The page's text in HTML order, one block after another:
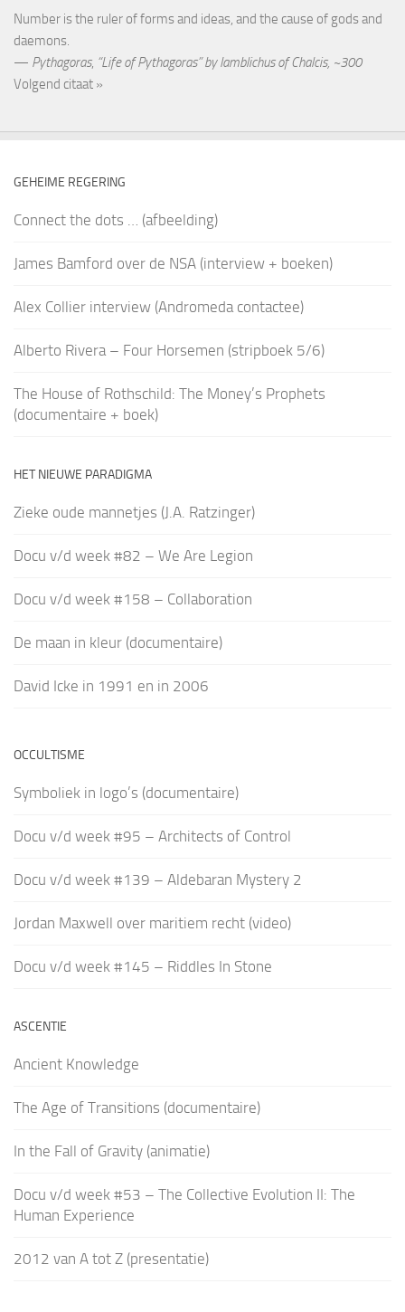
Number is the ruler of forms and ideas, and the cause of gods and
daemons.
— Pythagoras, “Life of Pythagoras” by Iamblichus of Chalcis, ~300
Volgend citaat »
GEHEIME REGERING
Connect the dots … (afbeelding)
James Bamford over de NSA (interview + boeken)
Alex Collier interview (Andromeda contactee)
Alberto Rivera – Four Horsemen (stripboek 5/6)
The House of Rothschild: The Money’s Prophets
(documentaire + boek)
HET NIEUWE PARADIGMA
Zieke oude mannetjes (J.A. Ratzinger)
Docu v/d week #82 – We Are Legion
Docu v/d week #158 – Collaboration
De maan in kleur (documentaire)
David Icke in 1991 en in 2006
OCCULTISME
Symboliek in logo’s (documentaire)
Docu v/d week #95 – Architects of Control
Docu v/d week #139 – Aldebaran Mystery 2
Jordan Maxwell over maritiem recht (video)
Docu v/d week #145 – Riddles In Stone
ASCENTIE
Ancient Knowledge
The Age of Transitions (documentaire)
In the Fall of Gravity (animatie)
Docu v/d week #53 – The Collective Evolution II: The
Human Experience
2012 van A tot Z (presentatie)